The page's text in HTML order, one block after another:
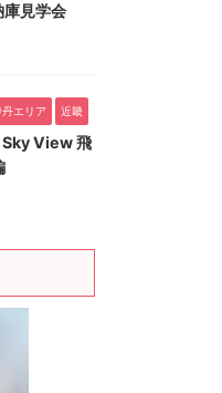
見学会
エリア 近畿
Sky View 飛